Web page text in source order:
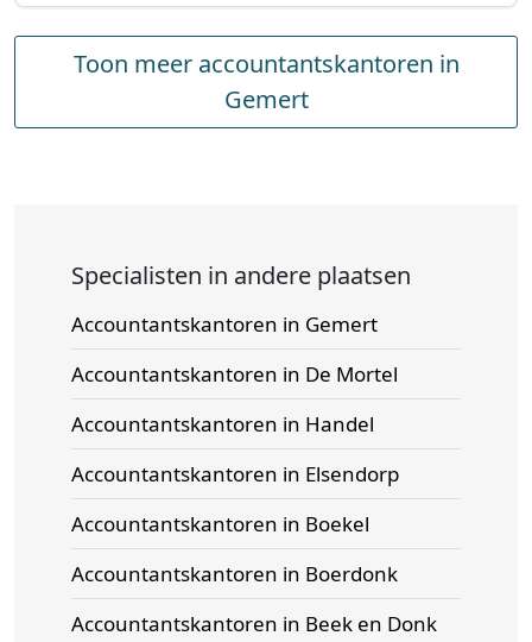
Toon meer accountantskantoren in
Gemert
Specialisten in andere plaatsen
Accountantskantoren in Gemert
Accountantskantoren in De Mortel
Accountantskantoren in Handel
Accountantskantoren in Elsendorp
Accountantskantoren in Boekel
Accountantskantoren in Boerdonk
Accountantskantoren in Beek en Donk